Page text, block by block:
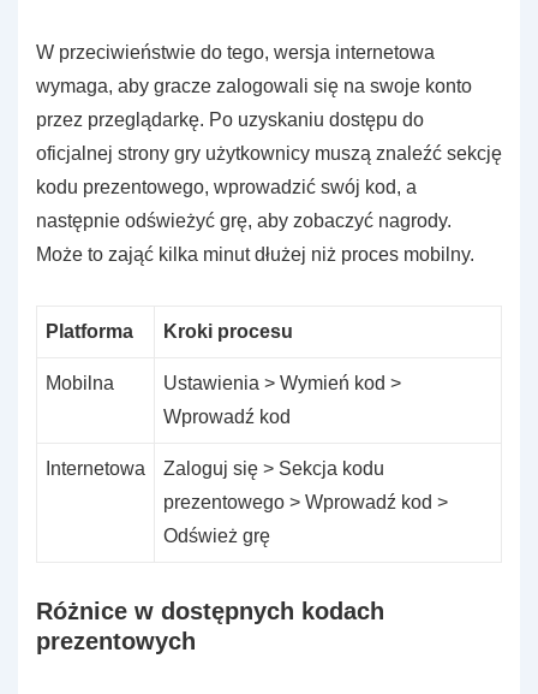
W przeciwieństwie do tego, wersja internetowa
wymaga, aby gracze zalogowali się na swoje konto
przez przeglądarkę. Po uzyskaniu dostępu do
oficjalnej strony gry użytkownicy muszą znaleźć sekcję
kodu prezentowego, wprowadzić swój kod, a
następnie odświeżyć grę, aby zobaczyć nagrody.
Może to zająć kilka minut dłużej niż proces mobilny.
Platforma Kroki procesu
Mobilna
Ustawienia > Wymień kod >
Wprowadź kod
Internetowa
Zaloguj się > Sekcja kodu
prezentowego > Wprowadź kod >
Odśwież grę
Różnice w dostępnych kodach
prezentowych